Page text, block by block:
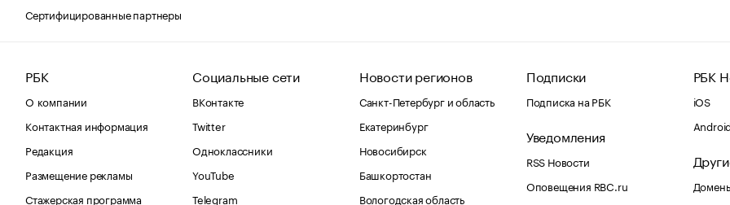
Сертифицированные партнеры
РБК
О компании
Контактная информация
Редакция
Размещение рекламы
Стажерская программа
Социальные сети
ВКонтакте
Twitter
Одноклассники
YouTube
Telegram
Новости регионов
Санкт-Петербург и область
Екатеринбург
Новосибирск
Башкортостан
Вологодская область
Подписки
Подписка на РБК
Уведомления
RSS Новости
Оповещения RBC.ru
РБК
iOS